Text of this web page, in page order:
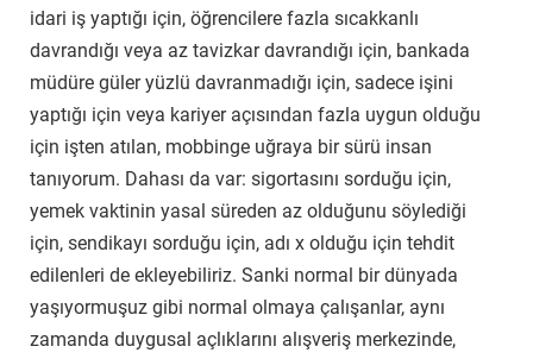
idari iş yaptığı için, öğrencilere fazla sıcakkanlı
davrandığı veya az tavizkar davrandığı için, bankada
müdüre güler yüzlü davranmadığı için, sadece işini
yaptığı için veya kariyer açısından fazla uygun olduğu
için işten atılan, mobbinge uğraya bir sürü insan
tanıyorum. Dahası da var: sigortasını sorduğu için,
yemek vaktinin yasal süreden az olduğunu söylediği
için, sendikayı sorduğu için, adı x olduğu için tehdit
edilenleri de ekleyebiliriz. Sanki normal bir dünyada
yaşıyormuşuz gibi normal olmaya çalışanlar, aynı
zamanda duygusal açlıklarını alışveriş merkezinde,